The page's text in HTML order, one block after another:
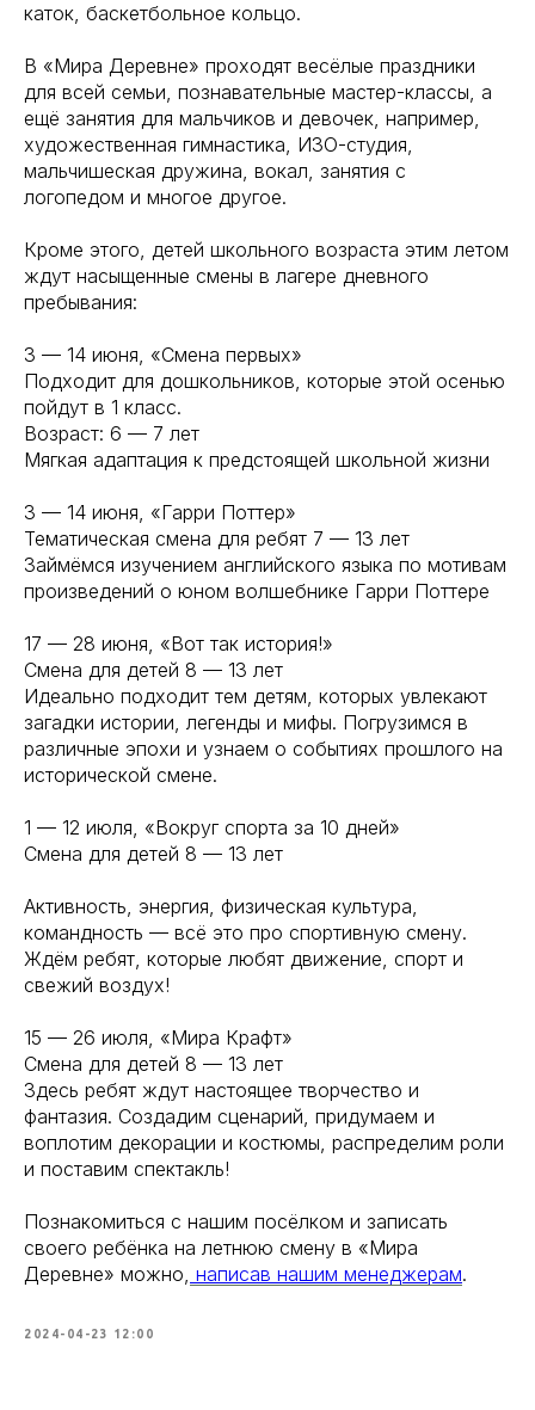
каток, баскетбольное кольцо.
В «Мира Деревне» проходят весёлые праздники
для всей семьи, познавательные мастер-классы, а
ещё занятия для мальчиков и девочек, например,
художественная гимнастика, ИЗО-студия,
мальчишеская дружина, вокал, занятия с
логопедом и многое другое.
Кроме этого, детей школьного возраста этим летом
ждут насыщенные смены в лагере дневного
пребывания:
3 — 14 июня, «Смена первых»
Подходит для дошкольников, которые этой осенью
пойдут в 1 класс.
Возраст: 6 — 7 лет
Мягкая адаптация к предстоящей школьной жизни
3 — 14 июня, «Гарри Поттер»
Тематическая смена для ребят 7 — 13 лет
Займёмся изучением английского языка по мотивам
произведений о юном волшебнике Гарри Поттере
17 — 28 июня, «Вот так история!»
Смена для детей 8 — 13 лет
Идеально подходит тем детям, которых увлекают
загадки истории, легенды и мифы. Погрузимся в
различные эпохи и узнаем о событиях прошлого на
исторической смене.
1 — 12 июля, «Вокруг спорта за 10 дней»
Смена для детей 8 — 13 лет
Активность, энергия, физическая культура,
командность — всё это про спортивную смену.
Ждём ребят, которые любят движение, спорт и
свежий воздух!
15 — 26 июля, «Мира Крафт»
Смена для детей 8 — 13 лет
Здесь ребят ждут настоящее творчество и
фантазия. Создадим сценарий, придумаем и
воплотим декорации и костюмы, распределим роли
и поставим спектакль!
Познакомиться с нашим посёлком и записать
своего ребёнка на летнюю смену в «Мира
Деревне» можно, написав нашим менеджерам.
2024-04-23 12:00